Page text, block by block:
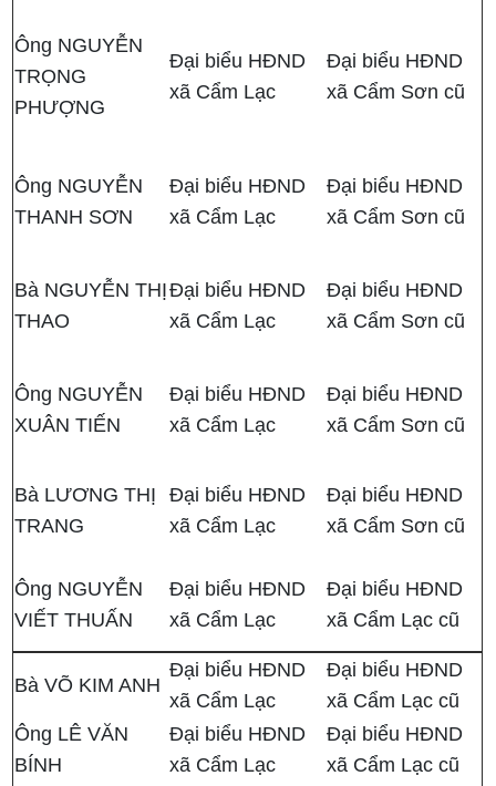
Ông NGUYỄN
TRỌNG
PHƯỢNG
Đại biểu HĐND
xã Cẩm Lạc
Đại biểu HĐND
xã Cẩm Sơn cũ
Ông NGUYỄN
THANH SƠN
Đại biểu HĐND
xã Cẩm Lạc
Đại biểu HĐND
xã Cẩm Sơn cũ
Bà NGUYỄN THỊ
THAO
Đại biểu HĐND
xã Cẩm Lạc
Đại biểu HĐND
xã Cẩm Sơn cũ
Ông NGUYỄN
XUÂN TIẾN
Đại biểu HĐND
xã Cẩm Lạc
Đại biểu HĐND
xã Cẩm Sơn cũ
Bà LƯƠNG THỊ
TRANG
Đại biểu HĐND
xã Cẩm Lạc
Đại biểu HĐND
xã Cẩm Sơn cũ
Ông NGUYỄN
VIẾT THUẤN
Đại biểu HĐND
xã Cẩm Lạc
Đại biểu HĐND
xã Cẩm Lạc cũ
Bà VÕ KIM ANH
Đại biểu HĐND
xã Cẩm Lạc
Đại biểu HĐND
xã Cẩm Lạc cũ
Ông LÊ VĂN
BÍNH
Đại biểu HĐND
xã Cẩm Lạc
Đại biểu HĐND
xã Cẩm Lạc cũ